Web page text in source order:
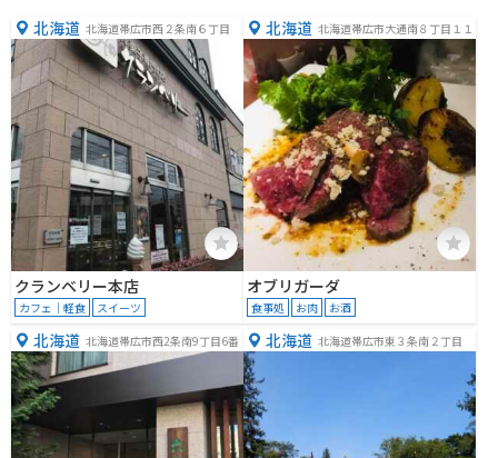
北海道 北海道帯広市西２条南６丁目
クランベリー本店
カフェ｜軽食 スイーツ
北海道 北海道帯広市大通南８丁目１１
オブリガーダ
食事処 お肉 お酒
北海道 北海道帯広市西2条南9丁目6番 北海道 北海道帯広市東３条南２丁目